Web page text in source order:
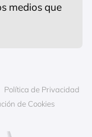
medios que
Política de Privacidad
de Cookies